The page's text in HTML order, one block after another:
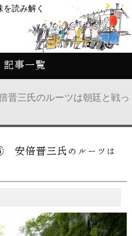
読み解く
記事一覧
三氏のルーツは朝廷と戦っ
安倍晋三氏のルーツは